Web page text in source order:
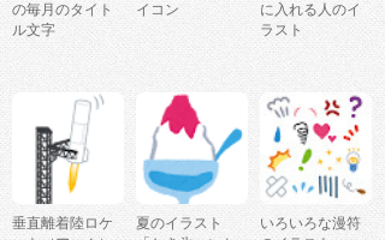
の毎月のタイト
ル文字
イコン
に入れる人のイ
ラスト
垂直離着陸ロケ
夏のイラスト
いろいろな漫符